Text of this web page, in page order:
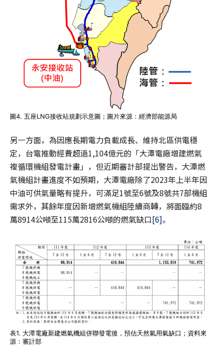
圖4. 五座LNG接收站規劃示意圖；圖片來源：經濟部能源局
另一方面，為因應長期電力負載成長、維持北區供電穩
定，台電推動經費超過1,104億元的「大潭電廠增建燃氣
複循環機組發電計畫」，但近期審計部提出警告，大潭燃
氣機組計畫進度不如預期，大潭電廠除了2023年上半年因
中油可供氣量略有提升，可滿足1號至6號及8號共7部機組
需求外，其餘年度因新增燃氣機組陸續商轉，將面臨約8
萬8914公噸至115萬2816公噸的燃氣缺口[6]。
表1. 大潭電廠新建燃氣機組併聯發電後，預估天然氣用氣缺口；資料來
源：審計部